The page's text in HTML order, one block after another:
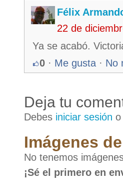
Félix
22 de
Ya se acabó.
0 · Me gusta · No
Deja tu
Debes iniciar sesión
Imágenes
No tenemos
¡Sé el primero en